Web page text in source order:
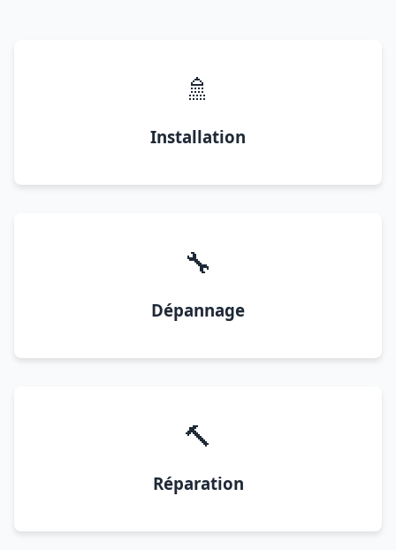
🚿
Installation
🔧
Dépannage
🔨
Réparation